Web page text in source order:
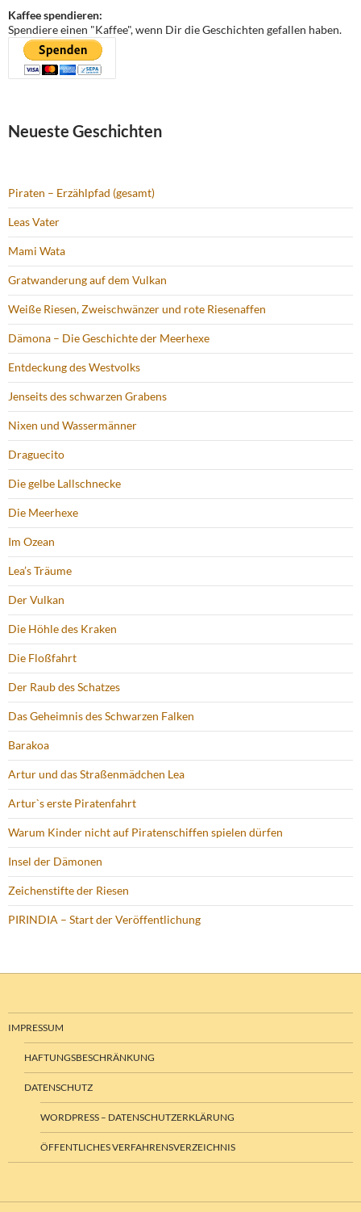
Kaffee spendieren:
Spendiere einen "Kaffee", wenn Dir die Geschichten gefallen haben.
Neueste Geschichten
Piraten – Erzählpfad (gesamt)
Leas Vater
Mami Wata
Gratwanderung auf dem Vulkan
Weiße Riesen, Zweischwänzer und rote Riesenaffen
Dämona – Die Geschichte der Meerhexe
Entdeckung des Westvolks
Jenseits des schwarzen Grabens
Nixen und Wassermänner
Draguecito
Die gelbe Lallschnecke
Die Meerhexe
Im Ozean
Lea’s Träume
Der Vulkan
Die Höhle des Kraken
Die Floßfahrt
Der Raub des Schatzes
Das Geheimnis des Schwarzen Falken
Barakoa
Artur und das Straßenmädchen Lea
Artur`s erste Piratenfahrt
Warum Kinder nicht auf Piratenschiffen spielen dürfen
Insel der Dämonen
Zeichenstifte der Riesen
PIRINDIA – Start der Veröffentlichung
IMPRESSUM
HAFTUNGSBESCHRÄNKUNG
DATENSCHUTZ
WORDPRESS – DATENSCHUTZERKLÄRUNG
ÖFFENTLICHES VERFAHRENSVERZEICHNIS